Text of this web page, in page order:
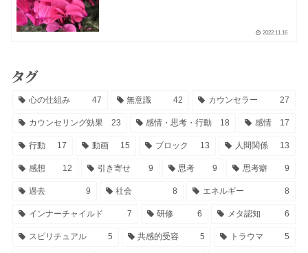
2022.11.16
タグ
心の仕組み 47 無意識 42 カウンセラー 27
カウンセリング効果 23 感情・思考・行動 18 感情 17
行動 17 動画 15 ブロック 13 人間関係 13
感想 12 引き寄せ 9 思考 9 思考癖 9
過去 9 社会 8 エネルギー 8
インナーチャイルド 7 研修 6 メタ認知 6
スピリチュアル 5 共感的受容 5 トラウマ 5